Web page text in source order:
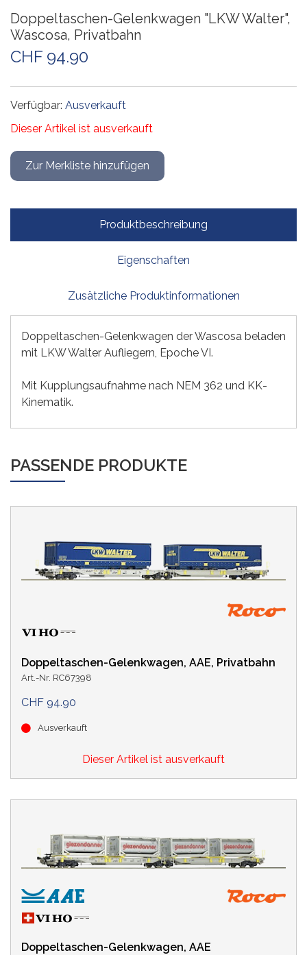
Doppeltaschen-Gelenkwagen "LKW Walter",
Wascosa, Privatbahn
CHF 94.90
Verfügbar: Ausverkauft
Dieser Artikel ist ausverkauft
Produktbeschreibung
Eigenschaften
Zusätzliche Produktinformationen
Doppeltaschen-Gelenkwagen der Wascosa beladen
mit LKW Walter Aufliegern, Epoche VI.
Mit Kupplungsaufnahme nach NEM 362 und KK-
Kinematik.
PASSENDE PRODUKTE
Doppeltaschen-Gelenkwagen, AAE, Privatbahn
Art.-Nr. RC67398
CHF 94.90
Ausverkauft
Dieser Artikel ist ausverkauft
Doppeltaschen-Gelenkwagen, AAE